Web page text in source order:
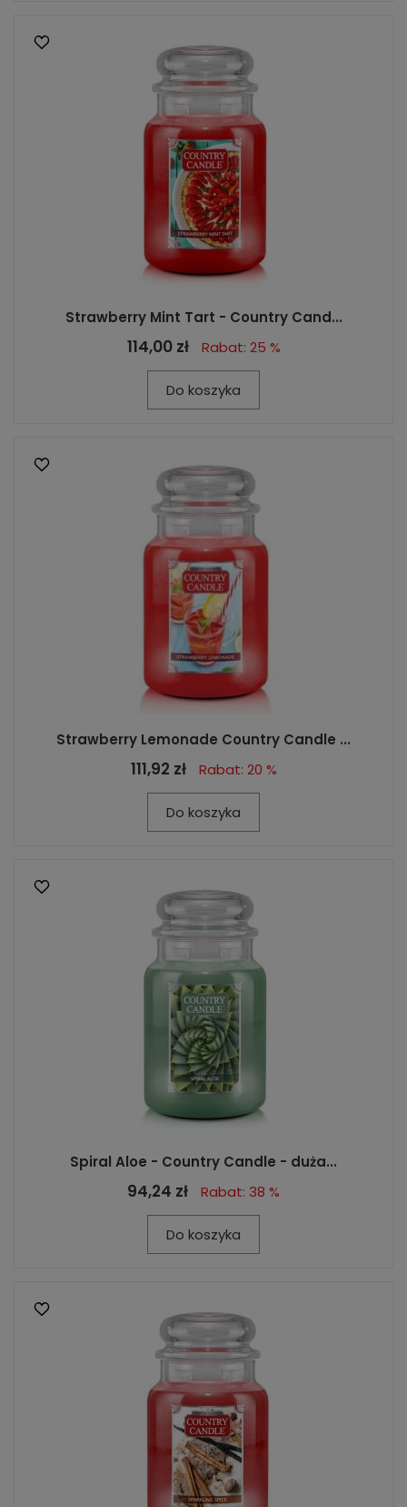
Strawberry Mint Tart - Country Cand...
114,00 zł Rabat: 25 %
Do koszyka
Strawberry Lemonade Country Candle ...
111,92 zł Rabat: 20 %
Do koszyka
Spiral Aloe - Country Candle - duża...
94,24 zł Rabat: 38 %
Do koszyka